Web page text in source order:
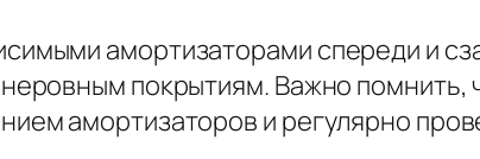
амортизаторами спереди и
покрытиям. Важно помнить,
амортизаторов и регулярно